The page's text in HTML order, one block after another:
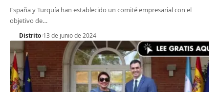
España y Turquía han establecido un comité empresarial con el
objetivo de…
Distrito 13 de junio de 2024